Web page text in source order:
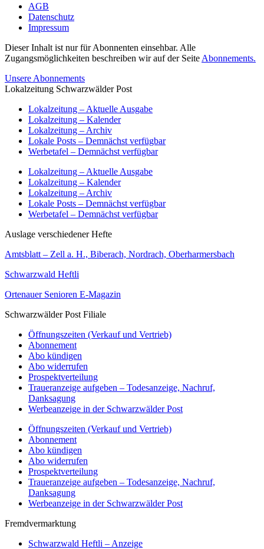
AGB
Datenschutz
Impressum
Dieser Inhalt ist nur für Abonnenten einsehbar. Alle
Zugangsmöglichkeiten beschreiben wir auf der Seite Abonnements.
Unsere Abonnements
Lokalzeitung Schwarzwälder Post
Lokalzeitung – Aktuelle Ausgabe
Lokalzeitung – Kalender
Lokalzeitung – Archiv
Lokale Posts – Demnächst verfügbar
Werbetafel – Demnächst verfügbar
Lokalzeitung – Aktuelle Ausgabe
Lokalzeitung – Kalender
Lokalzeitung – Archiv
Lokale Posts – Demnächst verfügbar
Werbetafel – Demnächst verfügbar
Auslage verschiedener Hefte
Amtsblatt – Zell a. H., Biberach, Nordrach, Oberharmersbach
Schwarzwald Heftli
Ortenauer Senioren E-Magazin
Schwarzwälder Post Filiale
Öffnungszeiten (Verkauf und Vertrieb)
Abonnement
Abo kündigen
Abo widerrufen
Prospektverteilung
Traueranzeige aufgeben – Todesanzeige, Nachruf,
Danksagung
Werbeanzeige in der Schwarzwälder Post
Öffnungszeiten (Verkauf und Vertrieb)
Abonnement
Abo kündigen
Abo widerrufen
Prospektverteilung
Traueranzeige aufgeben – Todesanzeige, Nachruf,
Danksagung
Werbeanzeige in der Schwarzwälder Post
Fremdvermarktung
Schwarzwald Heftli – Anzeige